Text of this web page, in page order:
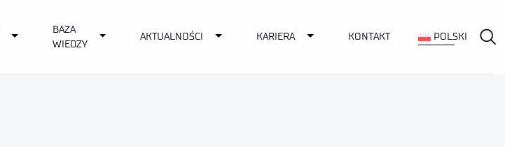
Toggle Dropdown
BAZA
WIEDZY
Toggle Dropdown
AKTUALNOŚCI Toggle Dropdown
KARIERA Toggle Dropdown
KONTAKT POLSKI